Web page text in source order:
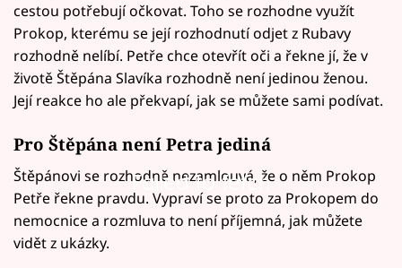
cestou potřebují očkovat. Toho se rozhodne využít
Prokop, kterému se její rozhodnutí odjet z Rubavy
rozhodně nelíbí. Petře chce otevřít oči a řekne jí, že v
životě Štěpána Slavíka rozhodně není jedinou ženou.
Její reakce ho ale překvapí, jak se můžete sami podívat.
Pro Štěpána není Petra jediná
Failed to fetch
Štěpánovi se rozhodně nezamlouvá, že o něm Prokop
Petře řekne pravdu. Vypraví se proto za Prokopem do
nemocnice a rozmluva to není příjemná, jak můžete
vidět z ukázky.